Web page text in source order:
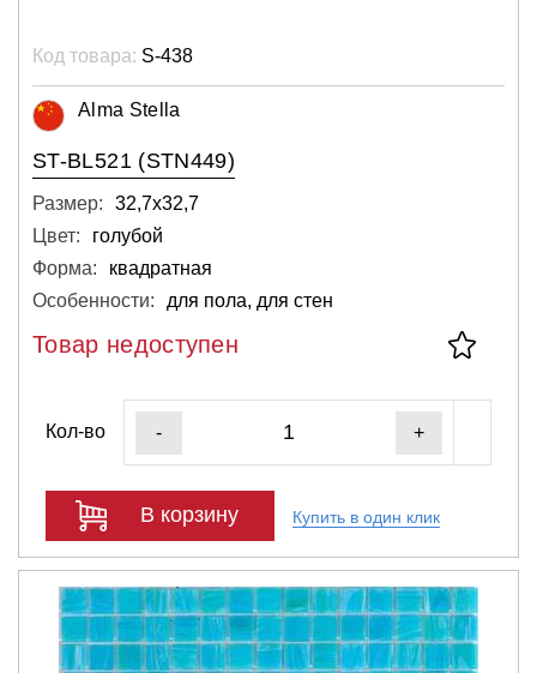
Код товара: S-438
Alma Stella
ST-BL521 (STN449)
Размер:
32,7х32,7
Цвет:
голубой
Форма:
квадратная
Особенности:
для пола, для стен
Товар недоступен
Кол-во - +
В корзину Купить в один клик